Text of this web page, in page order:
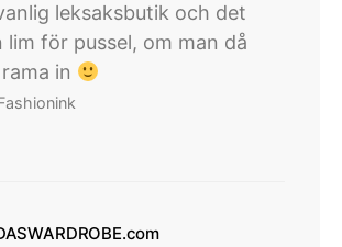
leksaksbutik och det
lim för pussel, om man då
in